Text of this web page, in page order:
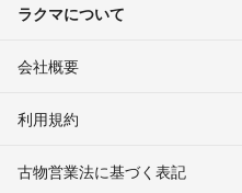
ラクマについて
会社概要
利用規約
古物営業法に基づく表記